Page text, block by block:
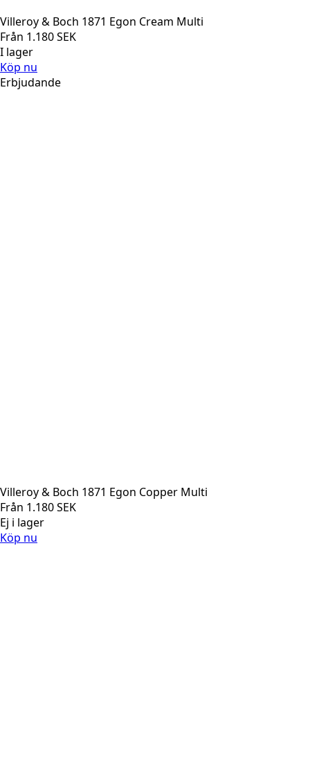
Villeroy & Boch 1871 Egon Cream Multi
Från 1.180SEK
I lager
Köp nu
Erbjudande
Villeroy & Boch 1871 Egon Copper Multi
Från 1.180SEK
Ej i lager
Köp nu